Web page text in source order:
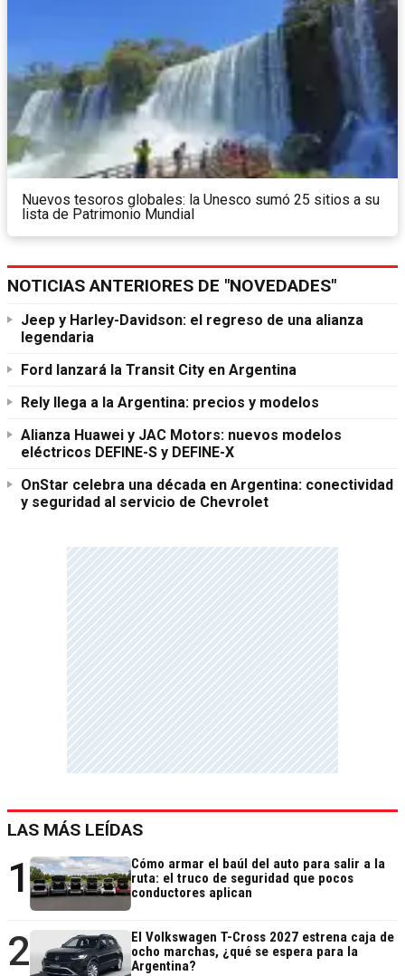
Nuevos tesoros globales: la Unesco sumó 25 sitios a su
lista de Patrimonio Mundial
NOTICIAS ANTERIORES DE "NOVEDADES"
Jeep y Harley-Davidson: el regreso de una alianza
legendaria
Ford lanzará la Transit City en Argentina
Rely llega a la Argentina: precios y modelos
Alianza Huawei y JAC Motors: nuevos modelos
eléctricos DEFINE-S y DEFINE-X
OnStar celebra una década en Argentina: conectividad
y seguridad al servicio de Chevrolet
LAS MÁS LEÍDAS
1
Cómo armar el baúl del auto para salir a la
ruta: el truco de seguridad que pocos
conductores aplican
2
El Volkswagen T-Cross 2027 estrena caja de
ocho marchas, ¿qué se espera para la
Argentina?